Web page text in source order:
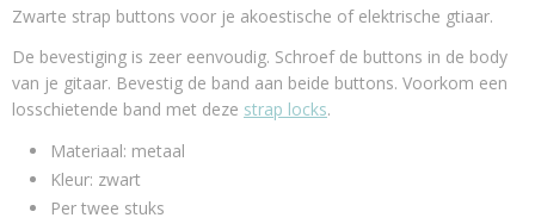
Productcode leverancier
Zwarte strap buttons voor je akoestische of elektrische gtiaar.
De bevestiging is zeer eenvoudig. Schroef de buttons in de body
van je gitaar. Bevestig de band aan beide buttons. Voorkom een
losschietende band met deze strap locks.
Materiaal: metaal
Kleur: zwart
Per twee stuks